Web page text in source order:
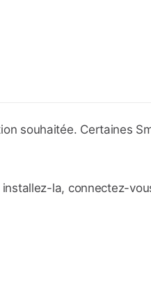
souhaitée. Certaines
installez-la, connectez-